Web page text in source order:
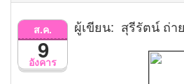
อังคาร
ส.ค.
9
ผู้เขียน: สุรีรัตน์ ถ่า